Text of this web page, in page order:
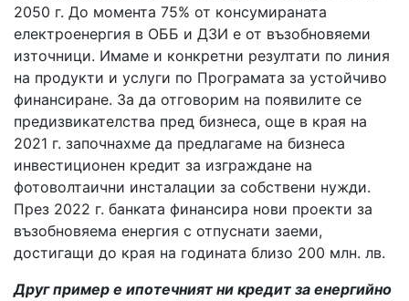
2050 г. До момента 75% от консумираната
електроенергия в ОББ и ДЗИ е от възобновяеми
източници. Имаме и конкретни резултати по линия
на продукти и услуги по Програмата за устойчиво
финансиране. За да отговорим на появилите се
предизвикателства пред бизнеса, още в края на
2021 г. започнахме да предлагаме на бизнеса
инвестиционен кредит за изграждане на
фотоволтаични инсталации за собствени нужди.
През 2022 г. банката финансира нови проекти за
възобновяема енергия с отпуснати заеми,
достигащи до края на годината близо 200 млн. лв.
Друг пример е ипотечният ни кредит за енергийно